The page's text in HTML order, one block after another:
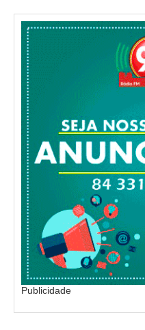
Publicidade